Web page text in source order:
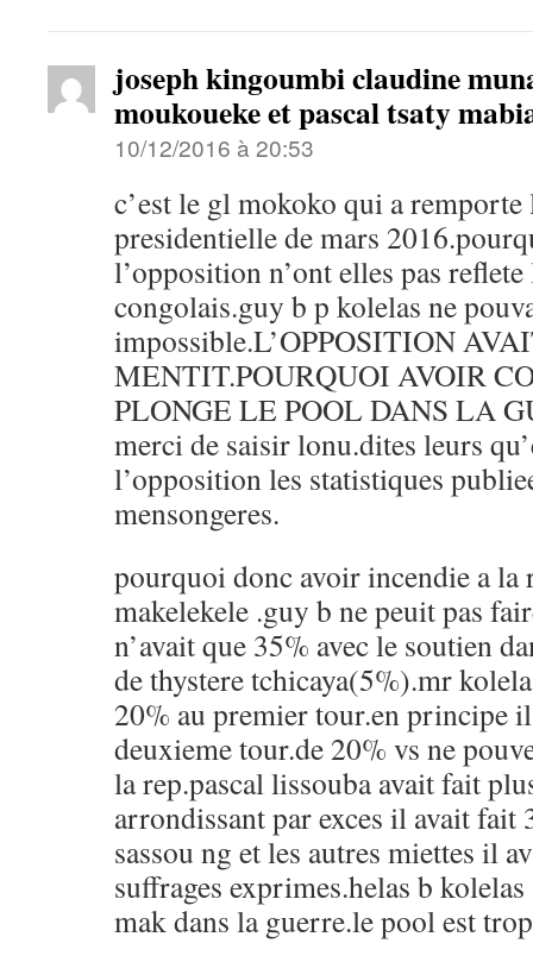
joseph kingoumbi claudine
moukoueke et pascal tsaty
10/12/2016 à 20:53
c’est le gl mokoko qui a remporte
presidentielle de mars
l’opposition n’ont elles pas
congolais.guy b p kolelas ne
impossible.L’OPPOSITION
MENTIT.POURQUOI AVOIR
PLONGE LE POOL DANS LA
merci de saisir lonu.dites leurs
l’opposition les statistiques
mensongeres.
pourquoi donc avoir incendie a la
makelekele .guy b ne peuit pas
n’avait que 35% avec le soutien
de thystere tchicaya(5%).mr
20% au premier tour.en principe
deuxieme tour.de 20% vs ne
la rep.pascal lissouba avait fait
arrondissant par exces il avait fait
sassou ng et les autres miettes il
suffrages exprimes.helas b
mak dans la guerre.le pool est